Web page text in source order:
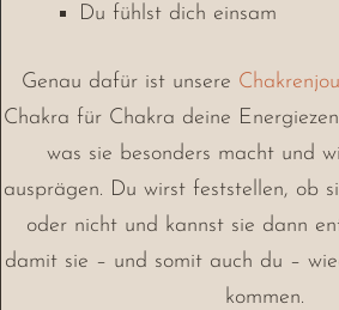
Du fühlst dich einsam
Genau dafür ist unsere
Chakra für Chakra deine
was sie besonders macht und
ausprägen. Du wirst feststellen, ob
oder nicht und kannst sie dann
damit sie – und somit auch du –
kommen.